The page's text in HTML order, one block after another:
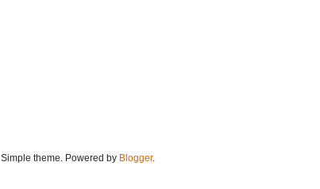
Simple theme. Powered by Blogger.